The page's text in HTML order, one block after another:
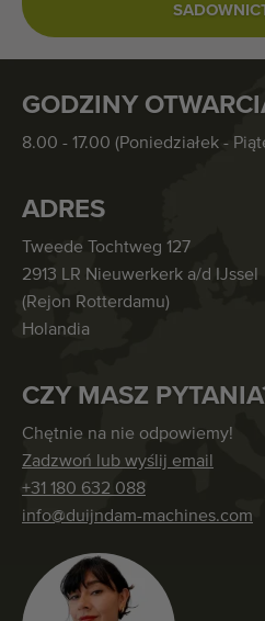
GODZINY
8.00 - 17.00 (Poniedziałek -
ADRES
Tweede Tochtweg 127
2913 LR Nieuwerkerk a/d IJssel
(Rejon Rotterdamu)
Holandia
CZY MASZ
Chętnie na nie odpowiemy!
Zadzwoń lub wyślij email
+31 180 632 088
info@duijndam-machines.com